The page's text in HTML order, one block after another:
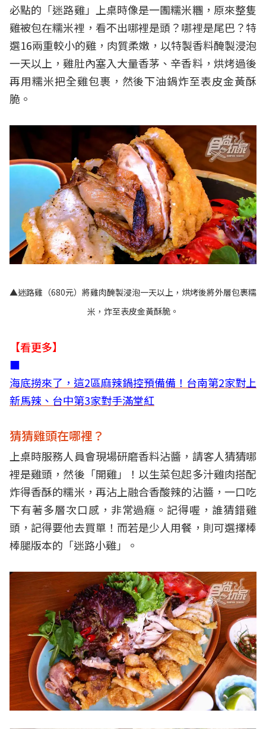
必點的「迷路雞」上桌時像是一團糯米糰，原來整隻
雞被包在糯米裡，看不出哪裡是頭？哪裡是尾巴？特
選16兩重較小的雞，肉質柔嫩，以特製香料醃製浸泡
一天以上，雞肚內塞入大量香茅、辛香料，烘烤過後
再用糯米把全雞包裹，然後下油鍋炸至表皮金黃酥
脆。
▲迷路雞（680元）將雞肉醃製浸泡一天以上，烘烤後將外層包裹糯
米，炸至表皮金黃酥脆。
【看更多】
■
海底撈來了，這2區麻辣鍋控預備備！台南第2家對上
新馬辣、台中第3家對手滿堂紅
猜猜雞頭在哪裡？
上桌時服務人員會現場研磨香料沾醬，請客人猜猜哪
裡是雞頭，然後「開雞」！以生菜包起多汁雞肉搭配
炸得香酥的糯米，再沾上融合香酸辣的沾醬，一口吃
下有著多層次口感，非常過癮。記得喔，誰猜錯雞
頭，記得要他去買單！而若是少人用餐，則可選擇棒
棒腿版本的「迷路小雞」。